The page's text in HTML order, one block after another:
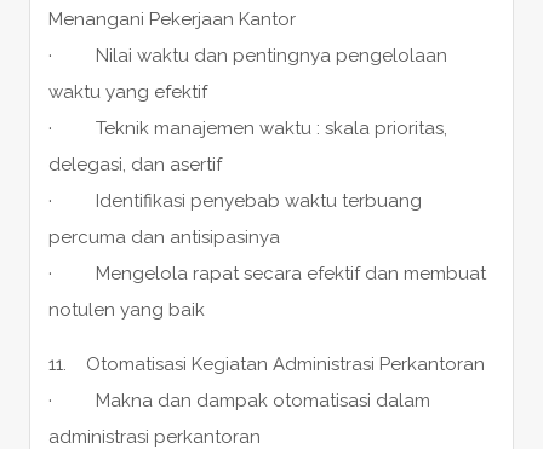
Menangani Pekerjaan Kantor
· Nilai waktu dan pentingnya pengelolaan
waktu yang efektif
· Teknik manajemen waktu : skala prioritas,
delegasi, dan asertif
· Identifikasi penyebab waktu terbuang
percuma dan antisipasinya
· Mengelola rapat secara efektif dan membuat
notulen yang baik
11. Otomatisasi Kegiatan Administrasi Perkantoran
· Makna dan dampak otomatisasi dalam
administrasi perkantoran